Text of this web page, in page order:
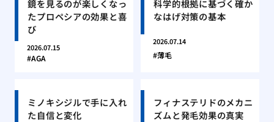
鏡を見るのが楽しくなっ
たプロペシアの効果と喜
び
2026.07.15
AGA
科学的根拠に基づく確か
なはげ対策の基本
2026.07.14
薄毛
ミノキシジルで手に入れ
た自信と変化
フィナステリドのメカニ
ズムと発毛効果の真実